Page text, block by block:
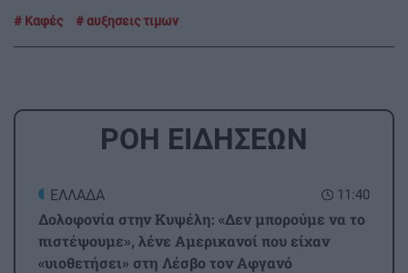
Καφές αυξησεις τιμων
ΡΟΗ ΕΙΔΗΣΕΩΝ
11:40
ΕΛΛΑΔΑ
Δολοφονία στην Κυψέλη: «Δεν μπορούμε να το
πιστέψουμε», λένε Αμερικανοί που είχαν
«υιοθετήσει» στη Λέσβο τον Αφγανό